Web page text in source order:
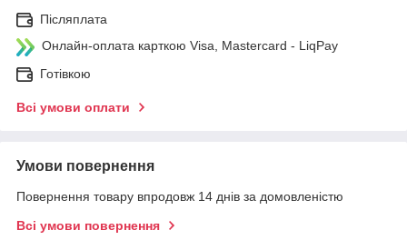
Післяплата
Онлайн-оплата карткою Visa, Mastercard - LiqPay
Готівкою
Всі умови оплати
Умови повернення
Повернення товару впродовж 14 днів за домовленістю
Всі умови повернення